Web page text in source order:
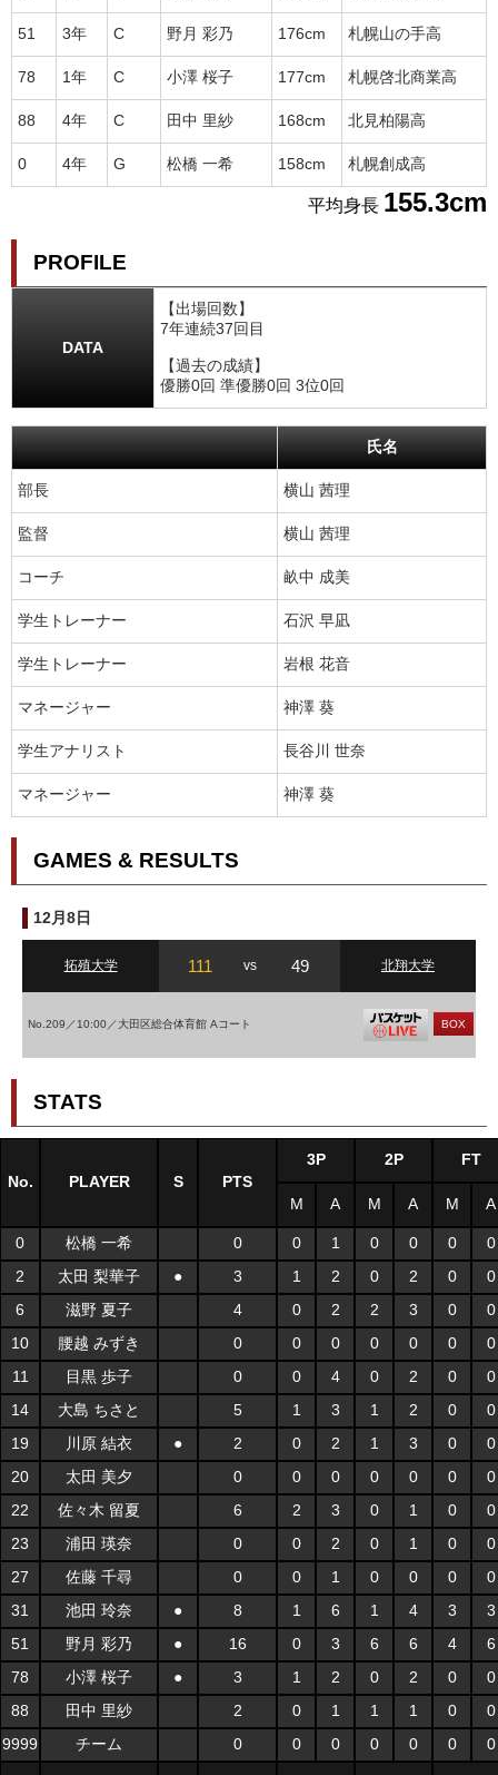
51 3年 C 野月 彩乃 176cm 札幌山の手高
78 1年 C 小澤 桜子 177cm 札幌啓北商業高
88 4年 C 田中 里紗 168cm 北見柏陽高
0 4年 G 松橋 一希 158cm 札幌創成高
平均身長 155.3cm
PROFILE
DATA
【出場回数】
7年連続37回目
【過去の成績】
優勝0回 準優勝0回 3位0回
氏名
部長 横山 茜理
監督 横山 茜理
コーチ 畝中 成美
学生トレーナー 石沢 早凪
学生トレーナー 岩根 花音
マネージャー 神澤 葵
学生アナリスト 長谷川 世奈
マネージャー 神澤 葵
GAMES & RESULTS
12月8日
拓殖大学 111 vs 49 北翔大学
No.209／10:00／大田区総合体育館 Aコート BOX
STATS
No. PLAYER S PTS
3P 2P FT
M A M A M A
0 松橋 一希 0 0 1 0 0 0
0
2
太田 梨華子 ● 3 1 2 0 2 0
0
6
滋野 夏子 4 0 2 2 3 0
0
10
腰越 みずき 0 0 0 0 0 0
0
11
目黒 歩子 0 0 4 0 2 0
0
14
大島 ちさと 5 1 3 1 2 0
0
19
川原 結衣 ● 2 0 2 1 3 0
0
20
太田 美夕 0 0 0 0 0 0
0
22
佐々木 留夏 6 2 3 0 1 0
0
23
浦田 瑛奈 0 0 2 0 1 0
0
27
佐藤 千尋 0 0 1 0 0 0
0
31
池田 玲奈 ● 8 1 6 1 4 3
3
51
野月 彩乃 ● 16 0 3 6 6 4
6
78
小澤 桜子 ● 3 1 2 0 2 0
0
88
田中 里紗 2 0 1 1 1 0
0
9999
チーム 0 0 0 0 0 0 0